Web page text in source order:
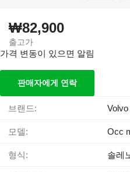
₩82,900
출고가
가격 변동이 있으면 알림
판매자에게 연락
브랜드: Volvo
모델: Occ
형식: 솔레